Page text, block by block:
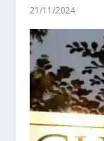
21/11/2024